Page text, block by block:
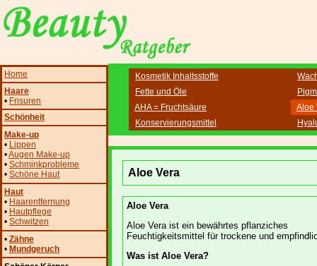
Kosmetik Inhaltsstoffe
Fette und Öle
AHA = Fruchtsäure
Aloe
Konservierungsmittel
Aloe Vera
Aloe Vera
Aloe Vera ist ein bewährtes pflanziches
Feuchtigkeitsmittel für trockene und
Was ist Aloe Vera?
Home
Haare
• Frisuren
Schönheit
Make-up
• Lippen
•Augen Make-up
• Schminkprobleme
• Schöne Haut
Haut
• Haarentfernung
• Hautpflege
• Schwitzen
• Zähne
• Mundgeruch